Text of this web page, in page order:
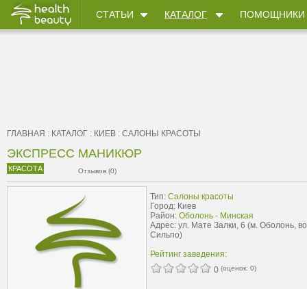
СТАТЬИ КАТАЛОГ ПОМОЩНИКИ
ГЛАВНАЯ : КАТАЛОГ : КИЕВ : САЛОНЫ КРАСОТЫ
ЭКСПРЕСС МАНИКЮР
КРАСОТА Отзывов (0)
Тип: Салоны красоты
Город: Киев
Район: Оболонь - Минская
Адрес: ул. Мате Залки, 6 (м. Оболонь,
Сильпо)
Рейтинг заведения:
0 (оценок: 0)